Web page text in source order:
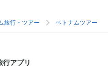
旅行・ツアー ベトナムツアー
行アプリ